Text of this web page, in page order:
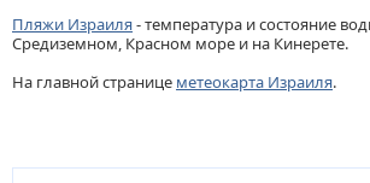
Пляжи Израиля- температура и состояние
Средиземном, Красном море и на Кинерете.
На главной странице метеокарта Израиля.